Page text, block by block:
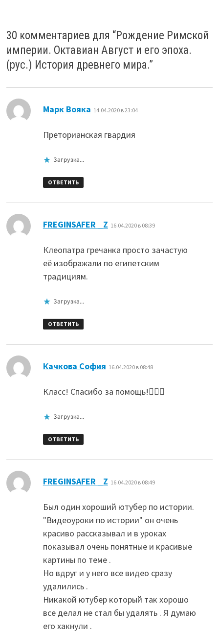
30 комментариев для “Рождение Римской
империи. Октавиан Август и его эпоха.
(рус.) История древнего мира.”
Марк Вояка 14.04.2020 в 23:04
Преторианская гвардия
Загрузка...
ОТВЕТИТЬ
FREGINSAFER _Z 16.04.2020 в 08:39
Клеопатра гречанка просто зачастую
её изображали по египетским
традициям.
Загрузка...
ОТВЕТИТЬ
Качкова София 16.04.2020 в 08:48
Класс! Спасибо за помощь!👆🏻🐺
Загрузка...
ОТВЕТИТЬ
FREGINSAFER _Z 16.04.2020 в 08:49
Был один хороший ютубер по истории.
"Видеоуроки по истории" он очень
красиво рассказывал и в уроках
показывал очень понятные и красивые
картины по теме .
Но вдруг и у него все видео сразу
удалились .
Никакой ютубер который так хорошо
все делал не стал бы удалять . Я думаю
его хакнули .